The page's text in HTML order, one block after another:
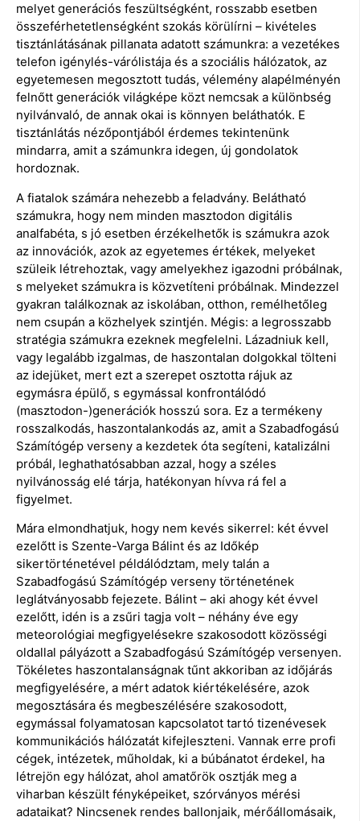
melyet generációs feszültségként, rosszabb esetben
összeférhetetlenségként szokás körülírni – kivételes
tisztánlátásának pillanata adatott számunkra: a vezetékes
telefon igénylés-várólistája és a szociális hálózatok, az
egyetemesen megosztott tudás, vélemény alapélményén
felnőtt generációk világképe közt nemcsak a különbség
nyilvánvaló, de annak okai is könnyen beláthatók. E
tisztánlátás nézőpontjából érdemes tekintenünk
mindarra, amit a számunkra idegen, új gondolatok
hordoznak.
A fiatalok számára nehezebb a feladvány. Belátható
számukra, hogy nem minden masztodon digitális
analfabéta, s jó esetben érzékelhetők is számukra azok
az innovációk, azok az egyetemes értékek, melyeket
szüleik létrehoztak, vagy amelyekhez igazodni próbálnak,
s melyeket számukra is közvetíteni próbálnak. Mindezzel
gyakran találkoznak az iskolában, otthon, remélhetőleg
nem csupán a közhelyek szintjén. Mégis: a legrosszabb
stratégia számukra ezeknek megfelelni. Lázadniuk kell,
vagy legalább izgalmas, de haszontalan dolgokkal tölteni
az idejüket, mert ezt a szerepet osztotta rájuk az
egymásra épülő, s egymással konfrontálódó
(masztodon-)generációk hosszú sora. Ez a termékeny
rosszalkodás, haszontalankodás az, amit a Szabadfogású
Számítógép verseny a kezdetek óta segíteni, katalizálni
próbál, leghathatósabban azzal, hogy a széles
nyilvánosság elé tárja, hatékonyan hívva rá fel a
figyelmet.
Mára elmondhatjuk, hogy nem kevés sikerrel: két évvel
ezelőtt is Szente-Varga Bálint és az Időkép
sikertörténetével példálództam, mely talán a
Szabadfogású Számítógép verseny történetének
leglátványosabb fejezete. Bálint – aki ahogy két évvel
ezelőtt, idén is a zsűri tagja volt – néhány éve egy
meteorológiai megfigyelésekre szakosodott közösségi
oldallal pályázott a Szabadfogású Számítógép versenyen.
Tökéletes haszontalanságnak tűnt akkoriban az időjárás
megfigyelésére, a mért adatok kiértékelésére, azok
megosztására és megbeszélésére szakosodott,
egymással folyamatosan kapcsolatot tartó tizenévesek
kommunikációs hálózatát kifejleszteni. Vannak erre profi
cégek, intézetek, műholdak, ki a búbánatot érdekel, ha
létrejön egy hálózat, ahol amatőrök osztják meg a
viharban készült fényképeiket, szórványos mérési
adataikat? Nincsenek rendes ballonjaik, mérőállomásaik,